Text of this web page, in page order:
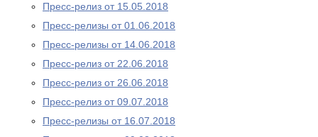
Пресс-релиз от 15.05.2018
Пресс-релизы от 01.06.2018
Пресс-релизы от 14.06.2018
Пресс-релиз от 22.06.2018
Пресс-релиз от 26.06.2018
Пресс-релиз от 09.07.2018
Пресс-релизы от 16.07.2018